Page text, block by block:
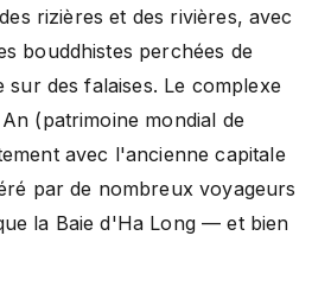
rizières et des rivières, avec
bouddhistes perchées de
des falaises. Le complexe
(patrimoine mondial de
avec l'ancienne capitale
par de nombreux voyageurs
la Baie d'Ha Long — et bien